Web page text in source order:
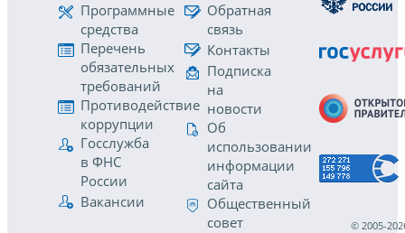
Программные
средства
Перечень
обязательных
требований
Противодействие
коррупции
Госслужба
в ФНС
России
Вакансии
Обратная
связь
Контакты
Подписка
на
новости
Об
использовании
информации
сайта
Общественный
совет
© 2005-